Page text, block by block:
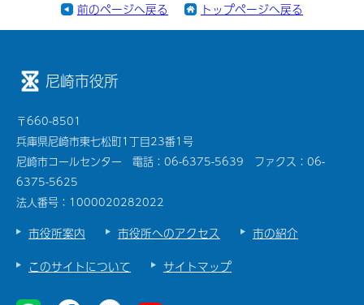
前のページへ戻る トップページへ戻る
尼崎市役所
〒660-8501
兵庫県尼崎市東七松町1丁目23番1号
尼崎市コールセンター 電話：06-6375-5639 ファクス：06-
6375-5625
法人番号：1000020282022
市役所案内 市役所へのアクセス
市の紹介
このサイトについて
サイトマップ